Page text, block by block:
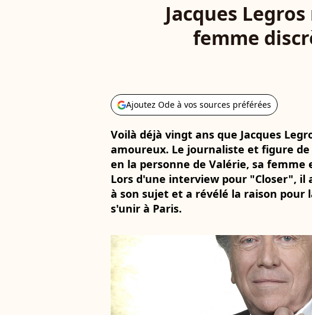
Jacques
femme
Ajoutez Ode à vos sources préférées
Voilà déjà vingt ans que Jacques
amoureux. Le journaliste et figure
en la personne de Valérie, sa femme
Lors d'une interview pour "Closer", il
à son sujet et a révélé la raison pour
s'unir à Paris.